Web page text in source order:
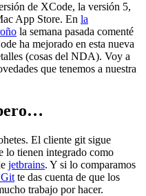
de XCode, la versión 5,
App Store. En la
la semana pasada comenté
ha mejorado en esta nueva
(cosas del NDA). Voy a
que tenemos a nuestra
El cliente git sigue
lo tienen integrado como
jetbrains. Y si lo comparamos
te das cuenta de que los
trabajo por hacer.